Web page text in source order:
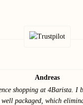
Andreas
shopping at 4Barista. I
well packaged, which